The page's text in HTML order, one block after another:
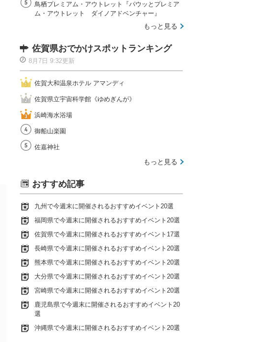
鳥栖プレミアム・アウトレット『パウッとプレミア
ム・アウトレット ダイノアドベンチャー』
もっと見る
佐賀県おでかけスポットランキング
8月7日 9:32更新
佐賀大和温泉ホテル アマンディ
佐賀県立宇宙科学館《ゆめぎんが》
浜崎海水浴場
御船山楽園
佐嘉神社
もっと見る
おすすめ記事
九州で今週末に開催されるおすすめイベント20選
福岡県で今週末に開催されるおすすめイベント20選
佐賀県で今週末に開催されるおすすめイベント17選
長崎県で今週末に開催されるおすすめイベント20選
熊本県で今週末に開催されるおすすめイベント20選
大分県で今週末に開催されるおすすめイベント20選
宮崎県で今週末に開催されるおすすめイベント20選
鹿児島県で今週末に開催されるおすすめイベント20
選
沖縄県で今週末に開催されるおすすめイベント20選